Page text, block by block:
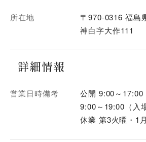
所在地
〒970-0316 福島
神白字大作111
詳細情報
営業日時備考
公開 9:00～17:00
9:00～19:00（入
休業 第3火曜・1